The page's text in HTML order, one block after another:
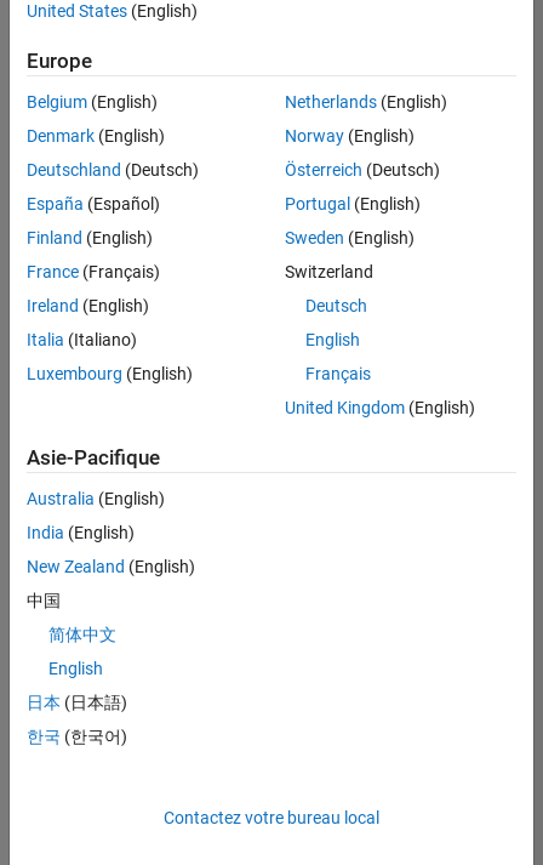
Enregistrer
sélectionnées
Les
descriptions
poste
n’ont
pas
été
traduites.
Effectuez
lieu
pour
l’ensemble
des
opportunités
votre
région.
Senior Software Quality Engineer
Senior
Engineer
United States (English)
Europe
Belgium (English)
Denmark (English)
Deutschland (Deutsch)
España (Español)
Finland (English)
France (Français)
Ireland (English)
Italia (Italiano)
Luxembourg (English)
Netherlands(English)
Norway(English)
Österreich (Deutsch)
Portugal (English)
Sweden (English)
Switzerland
Deutsch
English
Français
United Kingdom(English)
Asie-Pacifique
Australia (English)
India (English)
New Zealand (English)
中国
简体中文
English
日本 (日本語)
한국 (한국어)
Contactez votre bureau local